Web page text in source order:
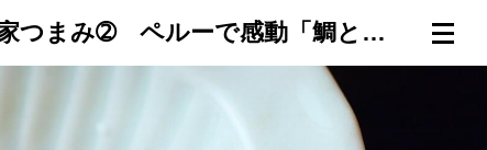
連載一覧 倶楽部入会（無料） ログイン 【日本酒達人たちの、家呑みリピートつまみ帖】藤田千恵子さんの家つまみ➁ ペルーで感動「鯛と帆立のセビーチェ風」